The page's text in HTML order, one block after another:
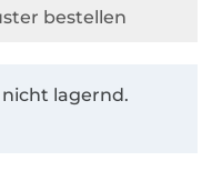
lagernd.